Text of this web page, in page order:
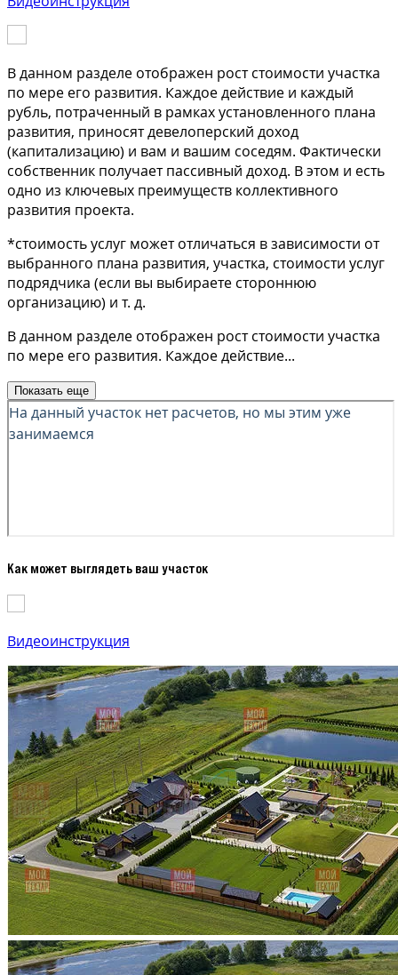
В данном разделе отображен рост стоимости участка
по мере его развития. Каждое действие и каждый
рубль, потраченный в рамках установленного плана
развития, приносят девелоперский доход
(капитализацию) и вам и вашим соседям. Фактически
собственник получает пассивный доход. В этом и есть
одно из ключевых преимуществ коллективного
развития проекта.
*стоимость услуг может отличаться в зависимости от
выбранного плана развития, участка, стоимости услуг
подрядчика (если вы выбираете стороннюю
организацию) и т. д.
В данном разделе отображен рост стоимости участка
по мере его развития. Каждое действие...
Показать еще
Как может выглядеть ваш участок
Видеоинструкция